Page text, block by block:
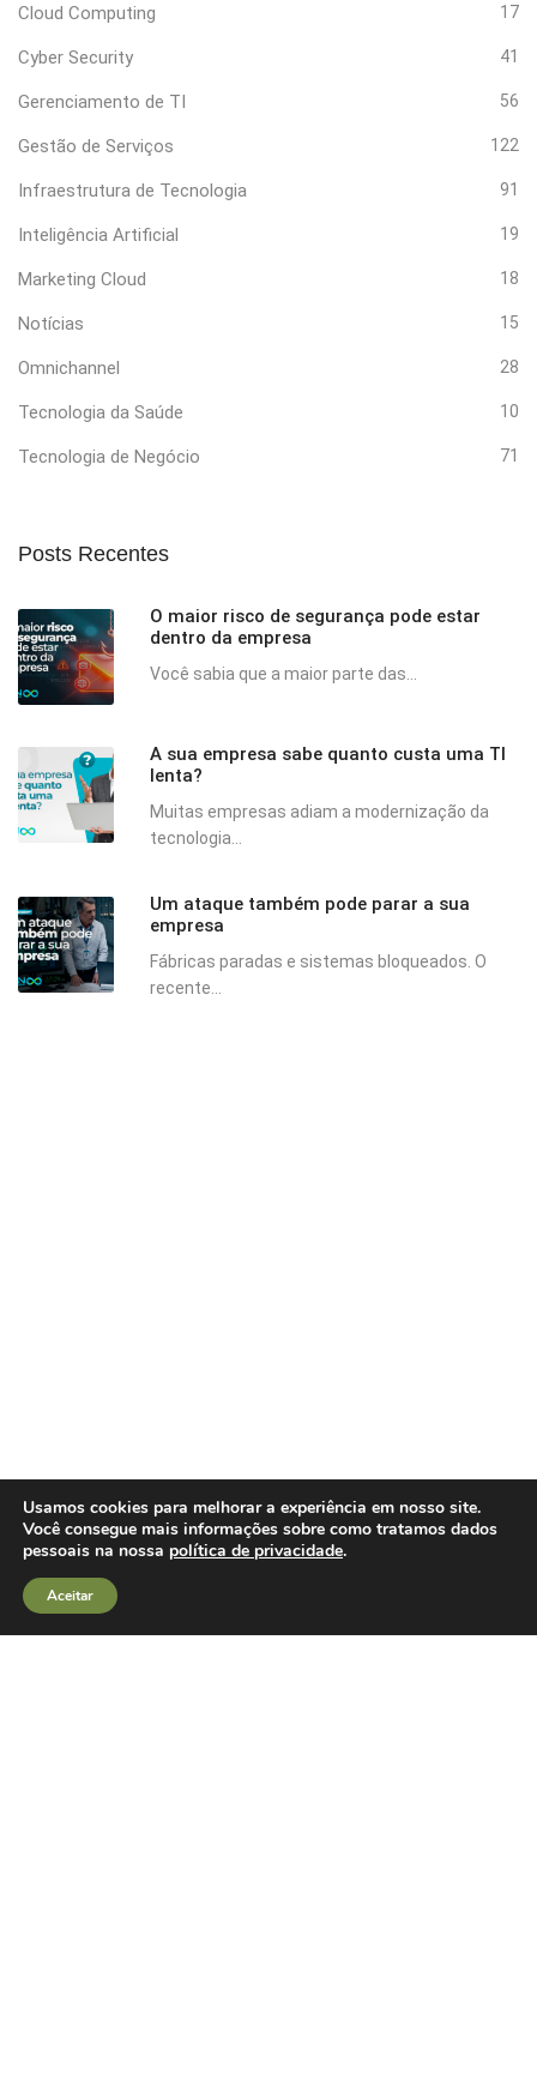
Cloud Computing 17
Cyber Security 41
Gerenciamento de TI 56
Gestão de Serviços 122
Infraestrutura de Tecnologia 91
Inteligência Artificial 19
Marketing Cloud 18
Notícias 15
Omnichannel 28
Tecnologia da Saúde 10
Tecnologia de Negócio 71
Posts Recentes
O maior risco de segurança pode estar
dentro da empresa
Você sabia que a maior parte das...
A sua empresa sabe quanto custa uma TI
lenta?
Muitas empresas adiam a modernização da
tecnologia...
Um ataque também pode parar a sua
empresa
Fábricas paradas e sistemas bloqueados. O
recente...
Usamos cookies para melhorar a experiência em nosso site.
Você consegue mais informações sobre como tratamos dados
pessoais na nossa política de privacidade.
Aceitar